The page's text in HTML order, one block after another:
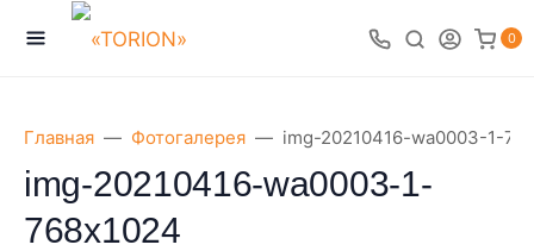
0
Главная Фотогалерея img-20210416-wa0003-1-
img-20210416-wa0003-1-
768x1024